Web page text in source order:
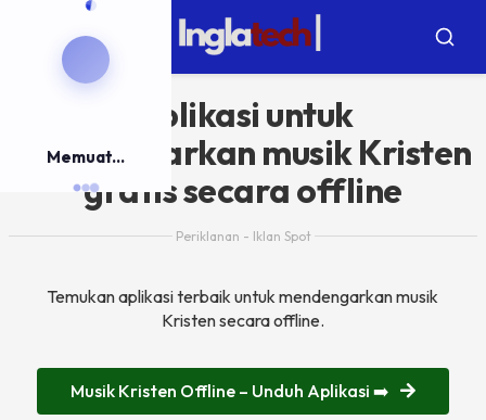
Memuat...
Menu
Aplikasi untuk
mendengarkan musik Kristen
gratis secara offline
Periklanan - Iklan Spot
Temukan aplikasi terbaik untuk mendengarkan musik
Kristen secara offline.
Musik Kristen Offline – Unduh Aplikasi ➡️